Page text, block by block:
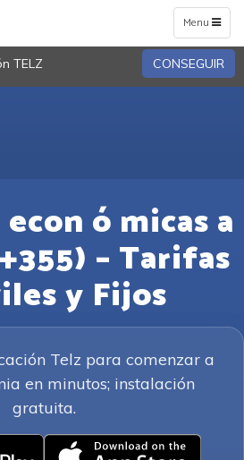
Toggle
navigation
Menu
TELZ CONSEGUIR
ó micas a
– Tarifas
y Fijos
Telz para comenzar a
en minutos; instalación
gratuita.